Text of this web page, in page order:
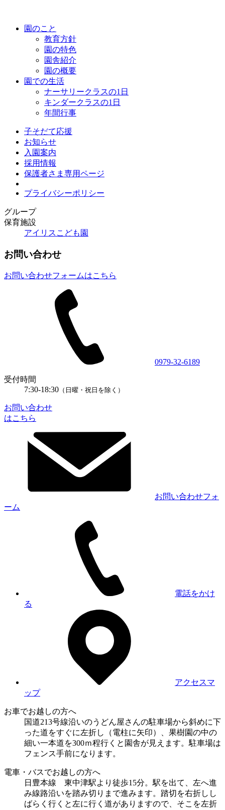
園のこと
教育方針
園の特色
園舎紹介
園の概要
園での生活
ナーサリークラスの1日
キンダークラスの1日
年間行事
子そだて応援
お知らせ
入園案内
採用情報
保護者さま専用ページ
プライバシーポリシー
グループ
保育施設
アイリスこども園
お問い合わせ
お問い合わせフォームはこちら
0979-32-6189
受付時間
7:30-18:30 （日曜・祝日を除く）
お問い合わせ
はこちら
お問い合わせフォ
ーム
電話をかけ
る
アクセスマ
ップ
お車でお越しの方へ
国道213号線沿いのうどん屋さんの駐車場から斜めに下
った道をすぐに左折し（電柱に矢印）、果樹園の中の
細い一本道を300ｍ程行くと園舎が見えます。駐車場は
フェンス手前になります。
電車・バスでお越しの方へ
日豊本線 東中津駅より徒歩15分。駅を出て、左へ進
み線路沿いを踏み切りまで進みます。踏切を右折しし
ばらく行くと左に行く道がありますので、そこを左折